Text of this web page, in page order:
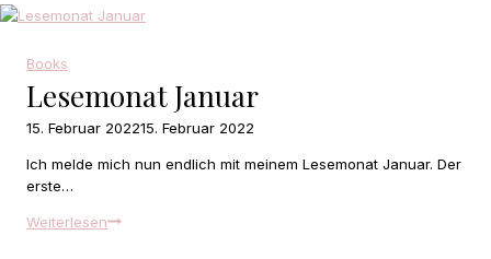
Books
Lesemonat Januar
15. Februar 202215. Februar 2022
Ich melde mich nun endlich mit meinem Lesemonat Januar. Der
erste…
WeiterlesenLesemonat